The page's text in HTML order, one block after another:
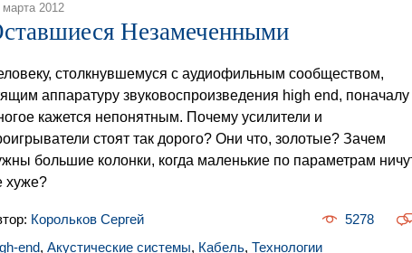
марта 2012
Незамеченными
столкнувшемуся с аудиофильным сообществом,
аппаратуру звуковоспроизведения high end, поначалу
кажется непонятным. Почему усилители и
стоят так дорого? Они что, золотые? Зачем
большие колонки, когда маленькие по параметрам
хуже?
Корольков Сергей
5278
end, Акустические системы, Кабель, Технологии